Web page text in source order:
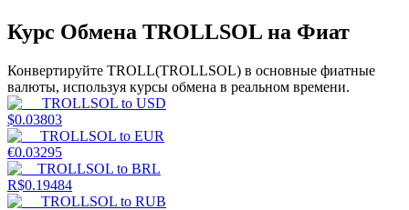
Стейкинг
Курс Обмена TROLLSOL на Фиат
Конвертируйте TROLL(TROLLSOL) в основные фиатные
валюты, используя курсы обмена в реальном времени.
TROLLSOL to USD
$0.03803
TROLLSOL to EUR
€0.03295
TROLLSOL to BRL
R$0.19484
TROLLSOL to RUB